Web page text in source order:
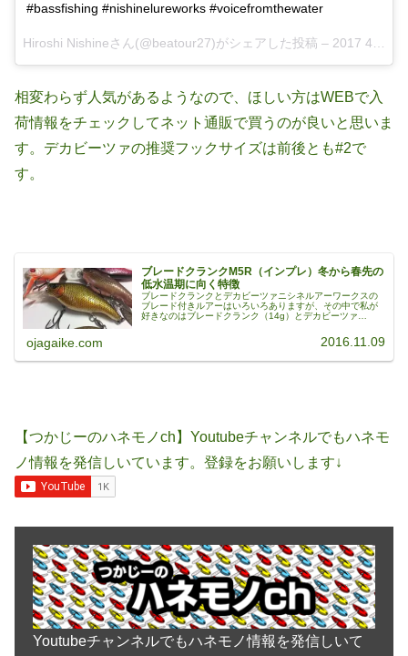
#bassfishing #nishinelureworks #voicefromthewater
Hiroshi Nishineさん(@beatour27)がシェアした投稿 – 2017 4月 2 9:55午前 PDT
相変わらず人気があるようなので、ほしい方はWEBで入
荷情報をチェックしてネット通販で買うのが良いと思いま
す。デカビーツァの推奨フックサイズは前後とも#2で
す。
ブレードクランクM5R（インプレ）冬から春先の
低水温期に向く特徴
ブレードクランクとデカビーツァニシネルアーワークスの
ブレード付きルアーはいろいろありますが、その中で私が
好きなのはブレードクランク（14g）とデカビーツァ
ojagaike.com 2016.11.09
【つかじーのハネモノch】Youtubeチャンネルでもハネモ
ノ情報を発信しいています。登録をお願いします↓
Youtubeチャンネルでもハネモノ情報を発信しいて